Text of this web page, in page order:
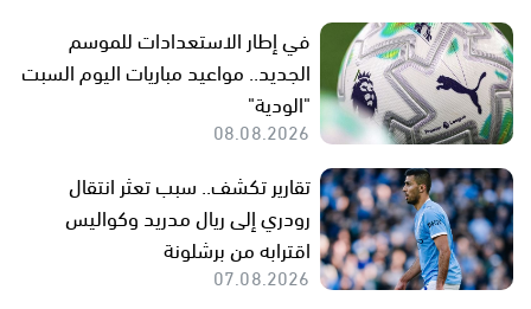
في إطار الاستعدادات للموسم
الجديد.. مواعيد مباريات اليوم السبت
"الودية"
08.08.2026
تقارير تكشف.. سبب تعثر انتقال
رودري إلى ريال مدريد وكواليس
اقترابه من برشلونة
07.08.2026